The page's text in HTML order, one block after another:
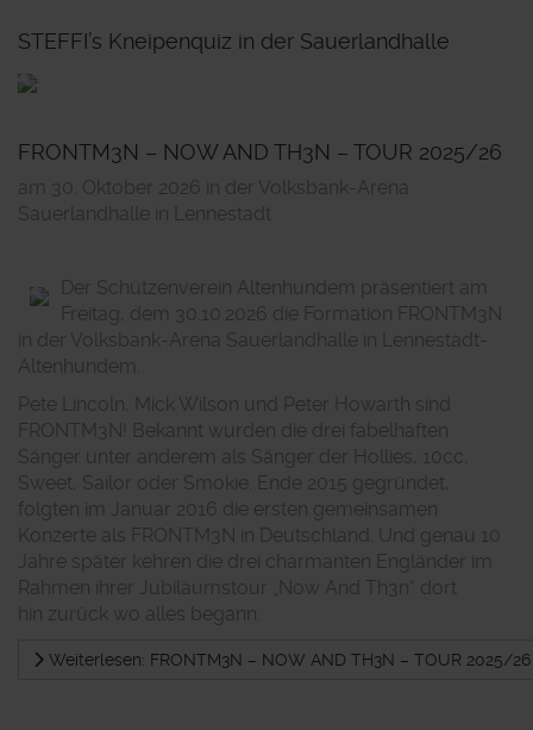
STEFFI’s Kneipenquiz in der Sauerlandhalle
.
FRONTM3N – NOW AND TH3N – TOUR 2025/26
am 30. Oktober 2026 in der Volksbank-Arena
Sauerlandhalle in Lennestadt
Der Schützenverein Altenhundem präsentiert am
Freitag, dem 30.10.2026 die Formation FRONTM3N
in der Volksbank-Arena Sauerlandhalle in Lennestadt-
Altenhundem.
Pete Lincoln, Mick Wilson und Peter Howarth sind
FRONTM3N! Bekannt wurden die drei fabelhaften
Sänger unter anderem als Sänger der Hollies, 10cc,
Sweet, Sailor oder Smokie. Ende 2015 gegründet,
folgten im Januar 2016 die ersten gemeinsamen
Konzerte als FRONTM3N in Deutschland. Und genau 10
Jahre später kehren die drei charmanten Engländer im
Rahmen ihrer Jubiläumstour „Now And Th3n“ dort
hin zurück wo alles begann.
Weiterlesen: FRONTM3N – NOW AND TH3N – TOUR 2025/26